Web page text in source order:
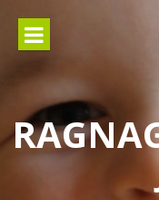
contenu